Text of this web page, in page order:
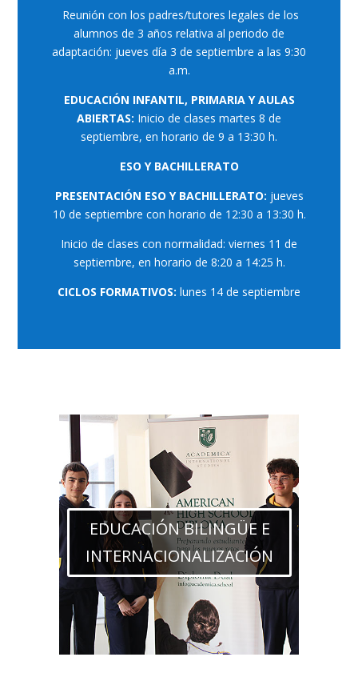
Reunión con los padres/tutores legales de los
alumnos de 3 años relativa al periodo de
adaptación: jueves día 3 de septiembre a las 9:30
a.m.
EDUCACIÓN INFANTIL, PRIMARIA Y AULAS
ABIERTAS: Inicio de clases martes 8 de
septiembre, en horario de 9 a 13:30 h.
ESO Y BACHILLERATO
PRESENTACIÓN ESO Y BACHILLERATO: jueves
10 de septiembre con horario de 12:30 a 13:30 h.
Inicio de clases con normalidad: viernes 11 de
septiembre, en horario de 8:20 a 14:25 h.
CICLOS FORMATIVOS: lunes 14 de septiembre
EDUCACIÓN BILINGÜE E
INTERNACIONALIZACIÓN